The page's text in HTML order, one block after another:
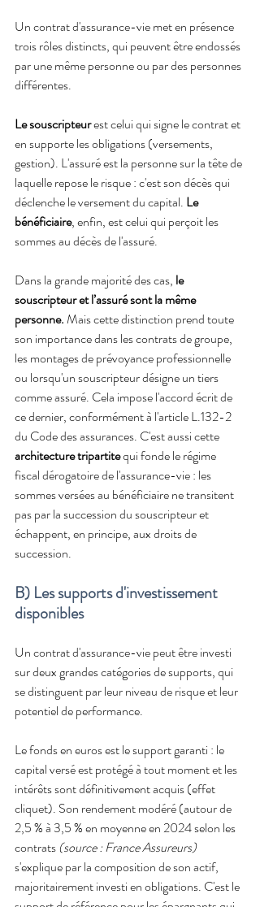
Un contrat d'assurance-vie met en présence
trois rôles distincts, qui peuvent être endossés
par une même personne ou par des personnes
différentes.
Le souscripteur est celui qui signe le contrat et
en supporte les obligations (versements,
gestion). L'assuré est la personne sur la tête de
laquelle repose le risque : c'est son décès qui
déclenche le versement du capital. Le
bénéficiaire, enfin, est celui qui perçoit les
sommes au décès de l'assuré.
Dans la grande majorité des cas, le
souscripteur et l’assuré sont la même
personne. Mais cette distinction prend toute
son importance dans les contrats de groupe,
les montages de prévoyance professionnelle
ou lorsqu'un souscripteur désigne un tiers
comme assuré. Cela impose l'accord écrit de
ce dernier, conformément à l'article L.132-2
du Code des assurances. C'est aussi cette
architecture tripartite qui fonde le régime
fiscal dérogatoire de l'assurance-vie : les
sommes versées au bénéficiaire ne transitent
pas par la succession du souscripteur et
échappent, en principe, aux droits de
succession.
B) Les supports d'investissement
disponibles
Un contrat d'assurance-vie peut être investi
sur deux grandes catégories de supports, qui
se distinguent par leur niveau de risque et leur
potentiel de performance.
Le fonds en euros est le support garanti : le
capital versé est protégé à tout moment et les
intérêts sont définitivement acquis (effet
cliquet). Son rendement modéré (autour de
2,5 % à 3,5 % en moyenne en 2024 selon les
contrats (source : France Assureurs)
s'explique par la composition de son actif,
majoritairement investi en obligations. C'est le